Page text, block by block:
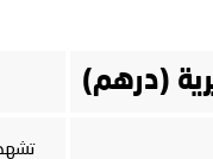
(درهم)